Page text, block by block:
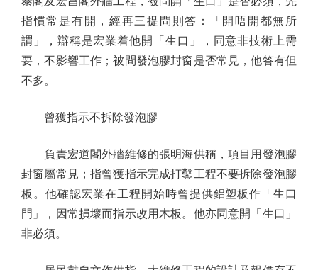
指慣常是有開，經再三提問則答：「開唔開都無所
謂」，辯稱是宏業着他開「生口」，同意非技術上需
要，不影響工作；被問發泡膠封窗是否常見，他答有但
不多。
曾獲指示不拆除發泡膠
負責宏道閣外牆維修的張明海供稱，項目用發泡膠
封窗屬常見；指曾獲指示完成打鑿工程不要拆除發泡膠
板。他確認宏業在工程開始時曾提供鋁塑板作「生口
門」，因常損壞而指示改用木板。他亦同意開「生口」
非必須。